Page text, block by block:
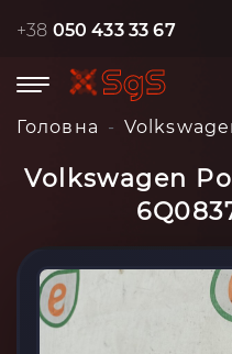
+38 050 433 33 67
Головна
Volkswagen